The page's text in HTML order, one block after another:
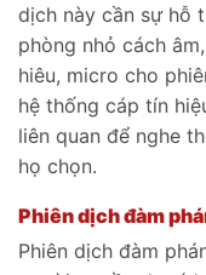
dịch này cần sự hỗ
phòng nhỏ cách
hiêu, micro cho
hệ thống cáp tín
liên quan để nghe
họ chọn.
Phiên dịch đàm
Phiên dịch đàm